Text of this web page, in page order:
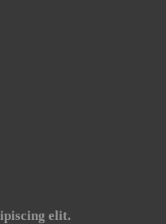
elit.